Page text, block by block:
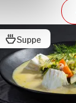
Suppe